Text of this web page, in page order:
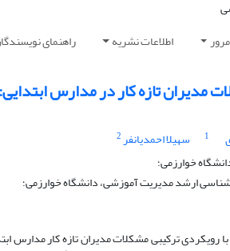
مرور اطلاعات نشریه راهنمای
مدیران تازه کار در مدارس
1 سهیلا احمدیانفر2
خوارزمی؛
ارشد مدیریت آموزشی، دانشگاه خوارزمی؛
رویکردی ترکیبی مشکلات مدیران تازه کار مدارس